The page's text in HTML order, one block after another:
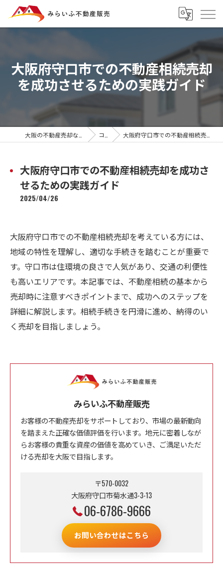
大阪府守口市での不動産相続売却
を成功させるための実践ガイド
コラム 大阪府守口市での不動産相続売却を成功させるための実践ガイド
大阪府守口市での不動産相続売却を成功さ
せるための実践ガイド
2025/04/26
大阪府守口市での不動産相続売却を考えている方には、
地域の特性を理解し、適切な手続きを踏むことが重要で
す。守口市は住環境の良さで人気があり、交通の利便性
も高いエリアです。本記事では、不動産相続の基本から
売却時に注意すべきポイントまで、成功へのステップを
詳細に解説します。相続手続きを円滑に進め、納得のい
く売却を目指しましょう。
みらいふ不動産販売
お客様の不動産売却をサポートしており、市場の最新動向
を踏まえた正確な価値評価を行います。地元に密着しなが
らお客様の貴重な資産の価値を高めていき、ご満足いただ
ける売却を大阪で目指します。
〒570-0032
大阪府守口市菊水通3-3-13
06-6786-9666
お問い合わせはこちら